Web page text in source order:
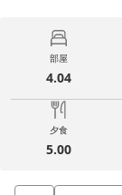
部屋
4.04
夕食
5.00